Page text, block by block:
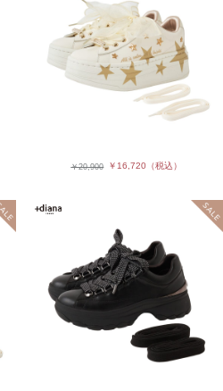
￥20,900 ￥16,720 （税込）